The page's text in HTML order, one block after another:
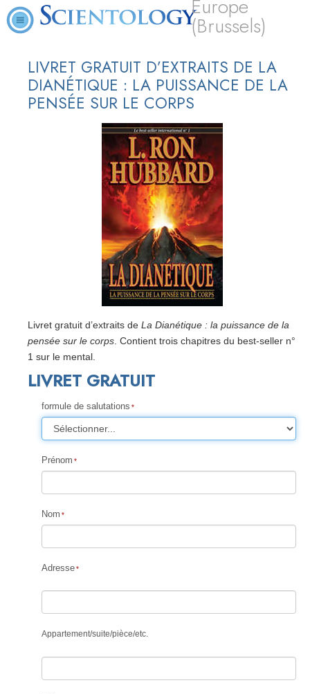
Europe
(Brussels)
LIVRET GRATUIT D’EXTRAITS DE LA
DIANÉTIQUE : LA PUISSANCE DE LA
PENSÉE SUR LE CORPS
Livret gratuit d’extraits de La Dianétique : la puissance de la
pensée sur le corps . Contient trois chapitres du best-seller n°
1 sur le mental.
LIVRET GRATUIT
formule de salutations
Prénom
Nom
Adresse
Appartement/suite/pièce/etc.